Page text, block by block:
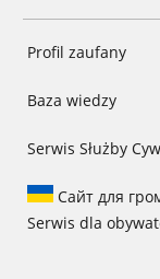
Profil zaufany
Baza wiedzy
Serwis Służby
Сайт для
Serwis dla
Reforma
Zmiany mają
zostawało
kierunek
Polaków, w tym
zatrudnionych
prowadzą